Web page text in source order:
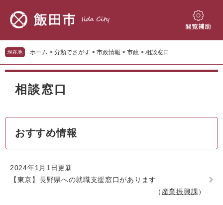
先
頭
を
飛
へ
閲
現在地 ホーム > 分類でさがす > 市政情報 > 市政 > 相談窓口
本
相談窓口
おすすめ情報
2024年1月1日更新
【東京】長野県への就職支援窓口があります
産業振興課